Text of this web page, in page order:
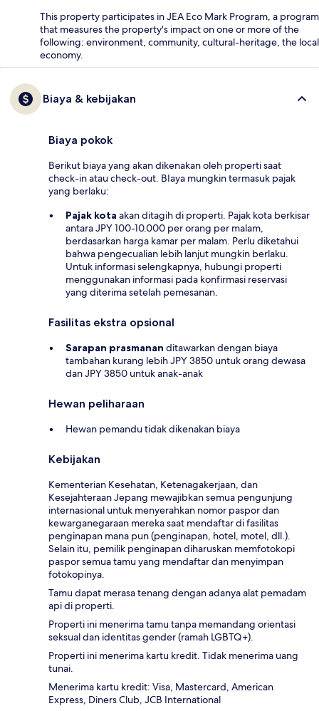
This property participates in JEA Eco Mark Program, a program
that measures the property's impact on one or more of the
following: environment, community, cultural-heritage, the local
economy.
Biaya & kebijakan
Biaya pokok
Berikut biaya yang akan dikenakan oleh properti saat
check-in atau check-out. BIaya mungkin termasuk pajak
yang berlaku:
Pajak kota akan ditagih di properti. Pajak kota berkisar
antara JPY 100-10.000 per orang per malam,
berdasarkan harga kamar per malam. Perlu diketahui
bahwa pengecualian lebih lanjut mungkin berlaku.
Untuk informasi selengkapnya, hubungi properti
menggunakan informasi pada konfirmasi reservasi
yang diterima setelah pemesanan.
Fasilitas ekstra opsional
Sarapan prasmanan ditawarkan dengan biaya
tambahan kurang lebih JPY 3850 untuk orang dewasa
dan JPY 3850 untuk anak-anak
Hewan peliharaan
Hewan pemandu tidak dikenakan biaya
Kebijakan
Kementerian Kesehatan, Ketenagakerjaan, dan
Kesejahteraan Jepang mewajibkan semua pengunjung
internasional untuk menyerahkan nomor paspor dan
kewarganegaraan mereka saat mendaftar di fasilitas
penginapan mana pun (penginapan, hotel, motel, dll.).
Selain itu, pemilik penginapan diharuskan memfotokopi
paspor semua tamu yang mendaftar dan menyimpan
fotokopinya.
Tamu dapat merasa tenang dengan adanya alat pemadam
api di properti.
Properti ini menerima tamu tanpa memandang orientasi
seksual dan identitas gender (ramah LGBTQ+).
Properti ini menerima kartu kredit. Tidak menerima uang
tunai.
Menerima kartu kredit: Visa, Mastercard, American
Express, Diners Club, JCB International